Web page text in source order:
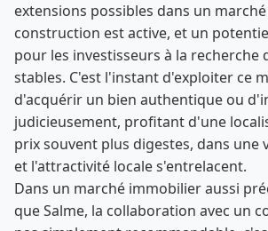
extensions possibles dans un
construction est active, et un
pour les investisseurs à la recherche
stables. C'est l'instant d'exploiter ce
d'acquérir un bien authentique ou
judicieusement, profitant d'une
prix souvent plus digestes, dans une
et l'attractivité locale s'entrelacent.
Dans un marché immobilier aussi
que Salme, la collaboration avec un